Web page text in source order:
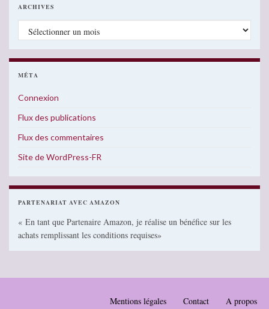
ARCHIVES
Archives
MÉTA
Connexion
Flux des publications
Flux des commentaires
Site de WordPress-FR
PARTENARIAT AVEC AMAZON
« En tant que Partenaire Amazon, je réalise un bénéfice sur les
achats remplissant les conditions requises»
Mentions légales Contact A propos